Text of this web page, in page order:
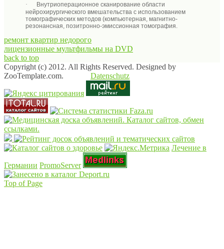
·
Внутриоперационное сканирование области
нейрохирургического вмешательства с использованием
томографических методов (компьютерная, магнитно-
резонансная, позитронно-эмиссионная томография.
ремонт квартир недорого
лицензионные мультфильмы на DVD
back to top
Copyright (c) 2012. All Rights Reserved. Designed by
ZooTemplate.com.
Datenschutz
Лечение в
Германии PromoServer
Top of Page